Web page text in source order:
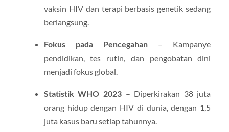
vaksin HIV dan terapi berbasis genetik sedang
berlangsung.
Fokus pada Pencegahan – Kampanye
pendidikan, tes rutin, dan pengobatan dini
menjadi fokus global.
Statistik WHO 2023– Diperkirakan 38 juta
orang hidup dengan HIV di dunia, dengan 1,5
juta kasus baru setiap tahunnya.